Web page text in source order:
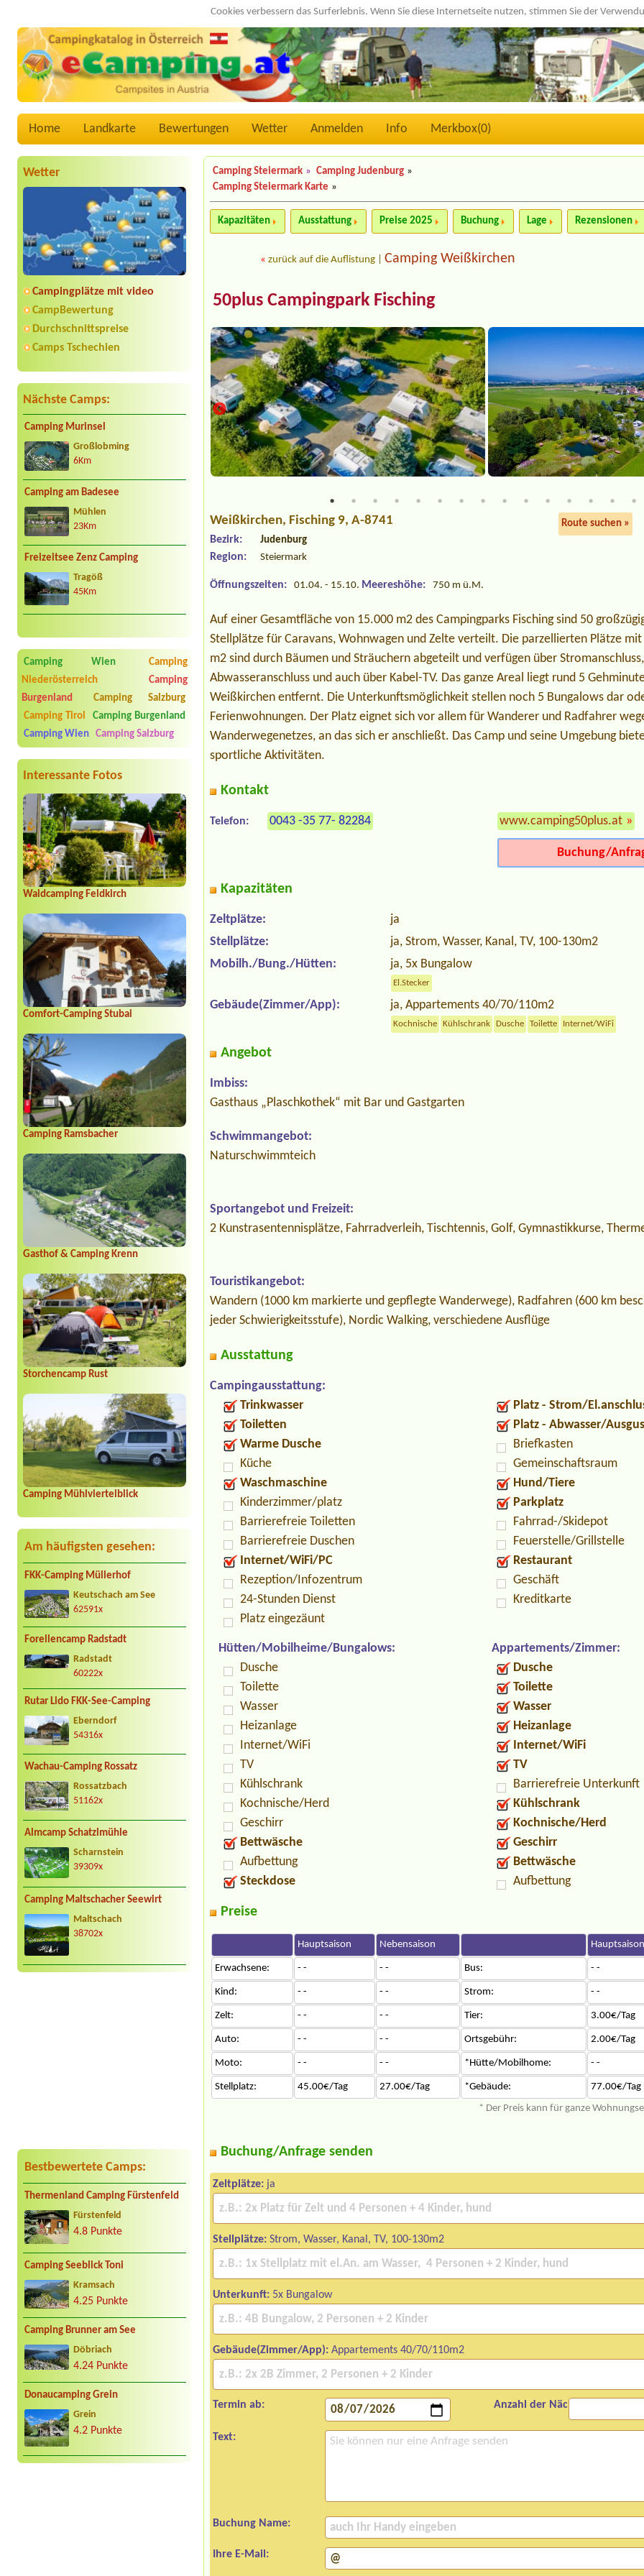
Cookies verbessern das Surferlebnis. Wenn Sie diese Internetseite nutzen, stimmen Sie der
Home Landkarte Bewertungen Wetter Anmelden Info Merkbox(0)
Wetter
Campingplätze mit video
CampBewertung
Durchschnittspreise
Camps Tschechien
Nächste Camps:
Camping Murinsel
Großlobming
6Km
Camping am Badesee
Mühlen
23Km
Freizeitsee Zenz Camping
Tragöß
45Km
Camping Wien
Camping
Niederösterreich
Camping
Burgenland
Camping Salzburg
Camping Tirol
Camping Burgenland
Camping Wien Camping Salzburg
Interessante Fotos
Waldcamping Feldkirch
Comfort-Camping Stubai
Camping Ramsbacher
Gasthof & Camping Krenn
Storchencamp Rust
Camping Mühlviertelblick
Am häufigsten gesehen:
FKK-Camping Müllerhof
Keutschach am See
62591x
Forellencamp Radstadt
Radstadt
60222x
Rutar Lido FKK-See-Camping
Eberndorf
54316x
Wachau-Camping Rossatz
Rossatzbach
51162x
Almcamp Schatzlmühle
Scharnstein
39309x
Camping Maltschacher Seewirt
Maltschach
38702x
Bestbewertete Camps:
Thermenland Camping Fürstenfeld
Fürstenfeld
4.8 Punkte
Camping Seeblick Toni
Kramsach
4.25 Punkte
Camping Brunner am See
Döbriach
4.24 Punkte
Donaucamping Grein
Grein
4.2 Punkte
Camping Steiermark » Camping Judenburg »
Camping Steiermark Karte »
Kapazitäten Ausstattung Preise 2025 Buchung Lage Rezensionen
«zurück auf die Auflistung |Camping Weißkirchen
50plus Campingpark Fisching
Weißkirchen, Fisching 9, A-8741 Route suchen »
Bezirk: Judenburg
Region: Steiermark
Öffnungszeiten: 01.04. - 15.10. Meereshöhe: 750 m ü.M.
Auf einer Gesamtfläche von 15.000 m2 des Campingparks Fisching sind 50
Stellplätze für Caravans, Wohnwagen und Zelte verteilt. Die parzellierten Plätze
m2 sind durch Bäumen und Sträuchern abgeteilt und verfügen über
Abwasseranschluss und auch über Kabel-TV. Das ganze Areal liegt rund 5
Weißkirchen entfernt. Die Unterkunftsmöglichkeit stellen noch 5 Bungalows dar
Ferienwohnungen. Der Platz eignet sich vor allem für Wanderer und Radfahrer
Wanderwegenetzes, an das sich er anschließt. Das Camp und seine Umgebung
sportliche Aktivitäten.
Kontakt
Telefon: 0043 -35 77- 82284 www.camping50plus.at »
Buchung/
Kapazitäten
Zeltplätze:
ja
Stellplätze:
ja, Strom, Wasser, Kanal, TV, 100-130m2
Mobilh./Bung./Hütten:
ja, 5x Bungalow
El.Stecker
Gebäude(Zimmer/App): ja, Appartements 40/70/110m2
Kochnische Kühlschrank Dusche Toilette Internet/WiFi
Angebot
Imbiss:
Gasthaus „Plaschkothek“ mit Bar und Gastgarten
Schwimmangebot:
Naturschwimmteich
Sportangebot und Freizeit:
2 Kunstrasentennisplätze, Fahrradverleih, Tischtennis, Golf, Gymnastikkurse,
Touristikangebot:
Wandern (1000 km markierte und gepflegte Wanderwege), Radfahren (600 km
jeder Schwierigkeitsstufe), Nordic Walking, verschiedene Ausflüge
Ausstattung
Campingausstattung:
Trinkwasser
Toiletten
Warme Dusche
Küche
Waschmaschine
Kinderzimmer/platz
Barrierefreie Toiletten
Barrierefreie Duschen
Internet/WiFi/PC
Rezeption/Infozentrum
24-Stunden Dienst
Platz eingezäunt
Platz - Strom/
Platz - Abwasser/
Briefkasten
Gemeinschaftsraum
Hund/Tiere
Parkplatz
Fahrrad-/Skidepot
Feuerstelle/Grillstelle
Restaurant
Geschäft
Kreditkarte
Hütten/Mobilheime/Bungalows:
Dusche
Toilette
Wasser
Heizanlage
Internet/WiFi
TV
Kühlschrank
Kochnische/Herd
Geschirr
Bettwäsche
Aufbettung
Steckdose
Appartements/Zimmer:
Dusche
Toilette
Wasser
Heizanlage
Internet/WiFi
TV
Barrierefreie Unterkunft
Kühlschrank
Kochnische/Herd
Geschirr
Bettwäsche
Aufbettung
Preise
Hauptsaison Nebensaison Hauptsaison
Erwachsene: - - - - Bus: - -
Kind: - - - - Strom: - -
Zelt: - - - - Tier: 3.00€/Tag
Auto: - - - - Ortsgebühr: 2.00€/Tag
Moto: - - - - *Hütte/Mobilhome: - -
Stellplatz: 45.00€/Tag 27.00€/Tag *Gebäude: 77.00€/Tag
* Der Preis kann für ganze
Buchung/Anfrage senden
Zeltplätze: ja
Stellplätze: Strom, Wasser, Kanal, TV, 100-130m2
Unterkunft: 5x Bungalow
Gebäude(Zimmer/App): Appartements 40/70/110m2
Termin ab: Anzahl der Nächte:
Text:
Buchung Name:
Ihre E-Mail: